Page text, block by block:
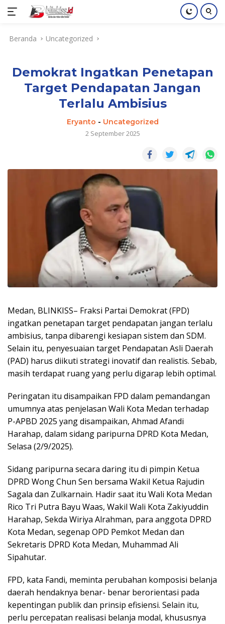
Beranda Uncategorized
Demokrat Ingatkan Penetapan
Target Pendapatan Jangan
Terlalu Ambisius
Eryanto - Uncategorized
2 September 2025
Medan, BLINKISS– Fraksi Partai Demokrat (FPD)
ingatkan penetapan target pendapatan jangan terlalu
ambisius, tanpa dibarengi kesiapan sistem dan SDM.
Selain itu, penyesuaian target Pendapatan Asli Daerah
(PAD) harus diikuti strategi inovatif dan realistis. Sebab,
masih terdapat ruang yang perlu digarap lebih optimal.
Peringatan itu disampaikan FPD dalam pemandangan
umumnya atas penjelasan Wali Kota Medan terhadap
P-APBD 2025 yang disampaikan, Ahmad Afandi
Harahap, dalam sidang paripurna DPRD Kota Medan,
Selasa (2/9/2025).
Sidang paripurna secara daring itu di pimpin Ketua
DPRD Wong Chun Sen bersama Wakil Ketua Rajudin
Sagala dan Zulkarnain. Hadir saat itu Wali Kota Medan
Rico Tri Putra Bayu Waas, Wakil Wali Kota Zakiyuddin
Harahap, Sekda Wiriya Alrahman, para anggota DPRD
Kota Medan, segenap OPD Pemkot Medan dan
Sekretaris DPRD Kota Medan, Muhammad Ali
Sipahutar.
FPD, kata Fandi, meminta perubahan komposisi belanja
daerah hendaknya benar- benar berorientasi pada
kepentingan publik dan prinsip efisiensi. Selain itu,
perlu percepatan realisasi belanja modal, khususnya